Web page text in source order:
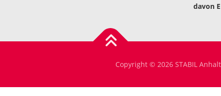
davon
Copyright © 2026 STABIL